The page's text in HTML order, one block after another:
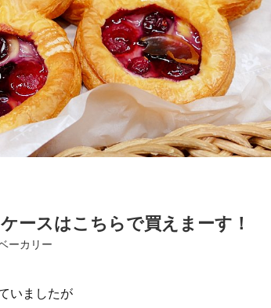
ースはこちらで買えまーす！
ーカリー
いましたが